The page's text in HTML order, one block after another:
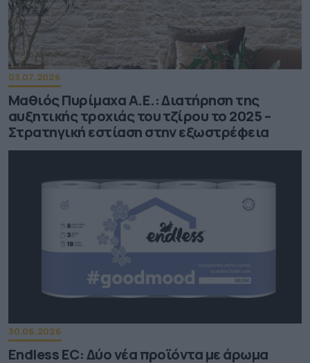
03.07.2026
Μαθιός Πυρίμαχα Α.Ε.: Διατήρηση της
αυξητικής τροχιάς του τζίρου το 2025 –
Στρατηγική εστίαση στην εξωστρέφεια
30.06.2026
Endless EC: Δύο νέα προϊόντα με άρωμα